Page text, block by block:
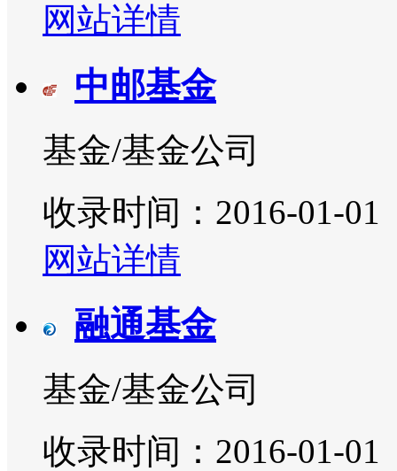
网站详情
中邮基金
基金/基金公司
收录时间：2016-01-01
网站详情
融通基金
基金/基金公司
收录时间：2016-01-01